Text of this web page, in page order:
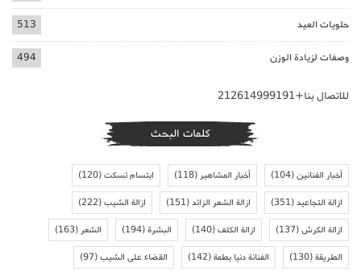
حلويات العيد 513
وصفات لزيادة الوزن 494
للاتصال بنا+212614999191
كلمات البحث
أخبار الفنانين(104) أخبار المشاهير(118) ابتسام تسكت(120)
ازالة التجاعيد(351) ازالة الشعر الزائد(151) ازالة الشيب(222)
ازالة الكرش(137) ازالة الكلف(140) البشرة(194) الشعر(163)
الطريقة(130) الفنانة دنيا بطمة(142) القضاء على الشيب(97)